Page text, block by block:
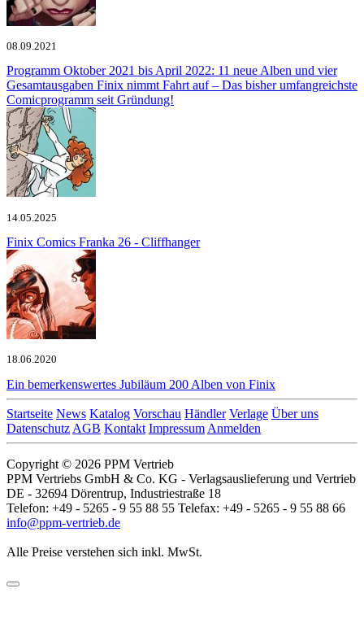
08.09.2021
Programm Oktober 2021 bis April 2022: 11 neue Alben und vier
Gesamtausgaben Finix nimmt Fahrt auf – Das bisher umfangreichste
Comicprogramm seit Gründung!
14.05.2025
Finix Comics Franka 26 - Cliffhanger
18.06.2020
Ein bemerkenswertes Jubiläum 200 Alben von Finix
Startseite News Katalog Vorschau Händler Verlage Über uns
Datenschutz AGB Kontakt Impressum Anmelden
Copyright © 2026 PPM Vertrieb
PPM Vertriebs GmbH & Co. KG - Verlagsauslieferung und Vertrieb
DE - 32694 Dörentrup, Industriestraße 18
Telefon: +49 - 5265 - 9 55 88 55 Telefax: +49 - 5265 - 9 55 88 66
info@ppm-vertrieb.de
Alle Preise verstehen sich inkl. MwSt.